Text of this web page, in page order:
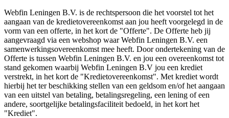
Webfin Leningen B.V. is de rechtspersoon die het voorstel tot het
aangaan van de kredietovereenkomst aan jou heeft voorgelegd in de
vorm van een offerte, in het kort de "Offerte". De Offerte heb jij
aangevraagd via een webshop waar Webfin Leningen B.V. een
samenwerkingsovereenkomst mee heeft. Door ondertekening van de
Offerte is tussen Webfin Leningen B.V. en jou een overeenkomst tot
stand gekomen waarbij Webfin Leningen B.V jou een krediet
verstrekt, in het kort de "Kredietovereenkomst". Met krediet wordt
hierbij het ter beschikking stellen van een geldsom en/of het aangaan
van een uitstel van betaling, betalingsregeling, een lening of een
andere, soortgelijke betalingsfaciliteit bedoeld, in het kort het
"Krediet".